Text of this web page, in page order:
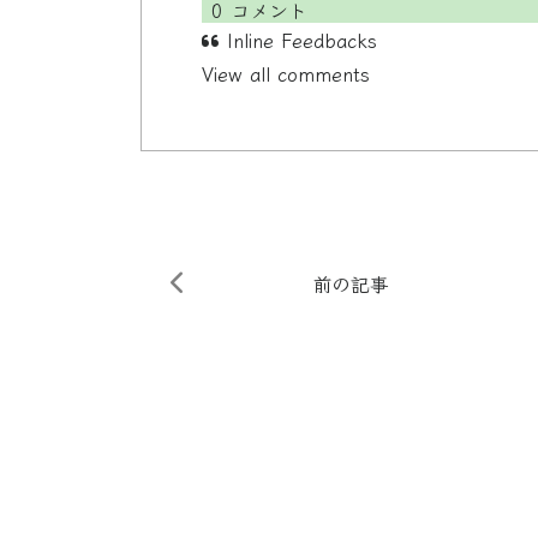
0 コメント
Inline Feedbacks
View all comments
前の記事